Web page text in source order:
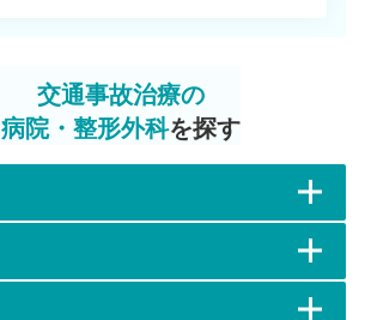
交通事故治療の
病院・整形外科を探す